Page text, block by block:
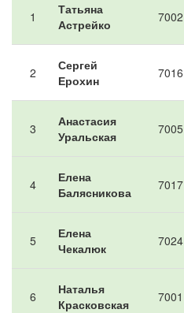
1
Татьяна
Астрейко
7002
2
Сергей
Ерохин
7016
3
Анастасия
Уральская
7005
4
Елена
Балясникова
7017
5
Елена
Чекалюк
7024
6
Наталья
Красковская
7001